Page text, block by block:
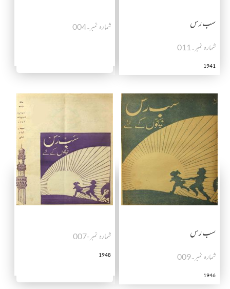
سب رس
شمارہ نمبر۔011
1941
شمارہ نمبر۔004
سب رس
شمارہ نمبر۔009
1946
شمارہ نمبر-007
1948